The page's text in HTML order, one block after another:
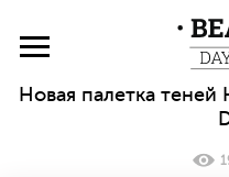
Новая палетка теней